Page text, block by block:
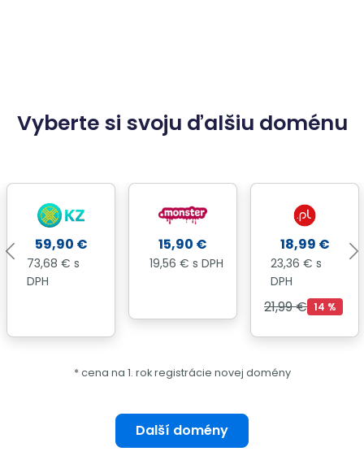
Vyberte si svoju ďalšiu doménu
59,90 €
73,68 € s
DPH
15,90 €
19,56 € s DPH
18,99 €
23,36 € s
DPH
21,99 € 14 %
* cena na 1. rok registrácie novej domény
Další domény